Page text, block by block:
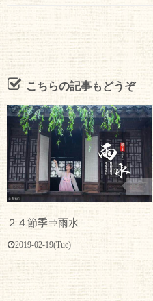
こちらの記事もどうぞ
7
２４節季⇒雨水
2019-02-19(Tue)